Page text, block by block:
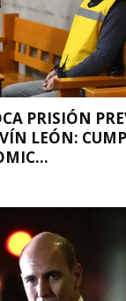
PRISIÓN
LEÓN: